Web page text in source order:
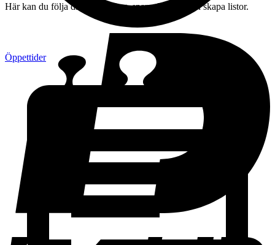
Öppettider
Här kan du följa din beställning, spara drycker och skapa listor.